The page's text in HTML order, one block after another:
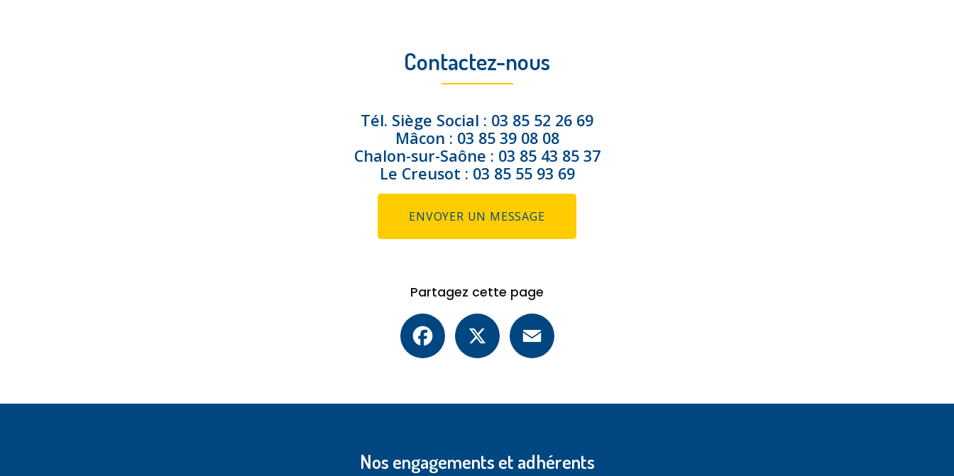
Contactez-nous
Tél. Siège Social : 03 85 52 26 69
Mâcon : 03 85 39 08 08
Chalon-sur-Saône : 03 85 43 85 37
Le Creusot : 03 85 55 93 69
ENVOYER UN MESSAGE
Partagez cette page
Facebook
Nos engagements et adhérents